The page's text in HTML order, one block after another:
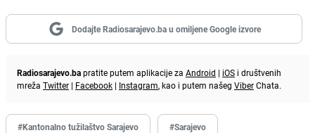
Dodajte Radiosarajevo.ba u omiljene Google izvore
Radiosarajevo.bapratite putem aplikacije za Android | iOS i društvenih
mreža Twitter | Facebook | Instagram, kao i putem našeg ViberChata.
#Kantonalno tužilaštvo Sarajevo #Sarajevo